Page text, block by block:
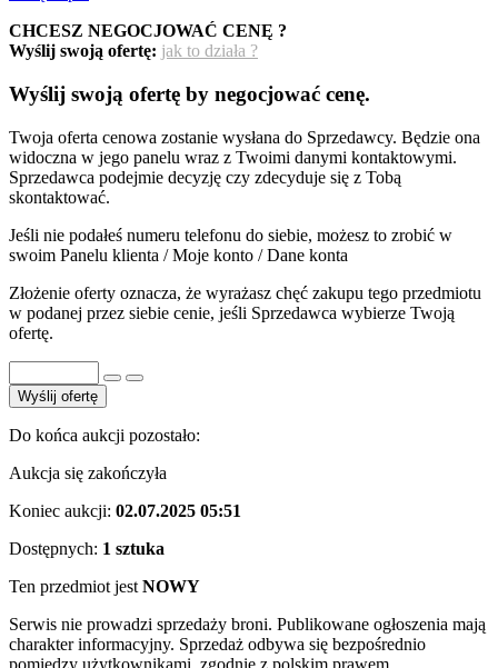
CHCESZ NEGOCJOWAĆ CENĘ ?
Wyślij swoją ofertę: jak to działa ?
Wyślij swoją ofertę by negocjować cenę.
Twoja oferta cenowa zostanie wysłana do Sprzedawcy. Będzie ona
widoczna w jego panelu wraz z Twoimi danymi kontaktowymi.
Sprzedawca podejmie decyzję czy zdecyduje się z Tobą
skontaktować.
Jeśli nie podałeś numeru telefonu do siebie, możesz to zrobić w
swoim Panelu klienta / Moje konto / Dane konta
Złożenie oferty oznacza, że wyrażasz chęć zakupu tego przedmiotu
w podanej przez siebie cenie, jeśli Sprzedawca wybierze Twoją
ofertę.
Wyślij ofertę
Do końca aukcji pozostało:
Aukcja się zakończyła
Koniec aukcji: 02.07.2025 05:51
Dostępnych: 1 sztuka
Ten przedmiot jest NOWY
Serwis nie prowadzi sprzedaży broni. Publikowane ogłoszenia mają
charakter informacyjny. Sprzedaż odbywa się bezpośrednio
pomiędzy użytkownikami, zgodnie z polskim prawem.